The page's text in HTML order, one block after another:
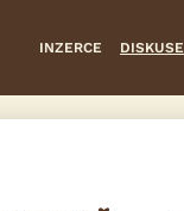
INZERCE DISKUSE